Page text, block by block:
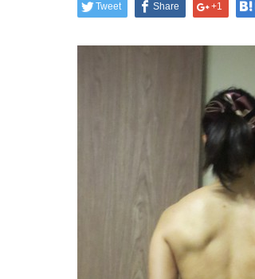
Tweet Share +1